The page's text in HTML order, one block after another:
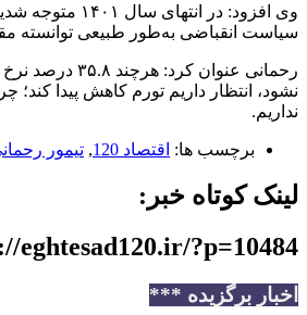
وی افزود:
سیاست انقباضی به‌طور طبیعی توانسته
نشود، انتظار داریم تورم کاهش پیدا
نداریم.
برچسب ها: اقتصاد 120 , تیمور
لینک کوتاه خبر:
eghtesad120.ir/?p=10484
اخبار برگزیده ***